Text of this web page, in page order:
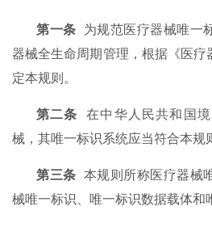
第一条 为规范医疗器械唯一
器械全生命周期管理，根据《医疗
定本规则。
第二条 在中华人民共和国
械，其唯一标识系统应当符合本规
第三条 本规则所称医疗器械
械唯一标识、唯一标识数据载体和